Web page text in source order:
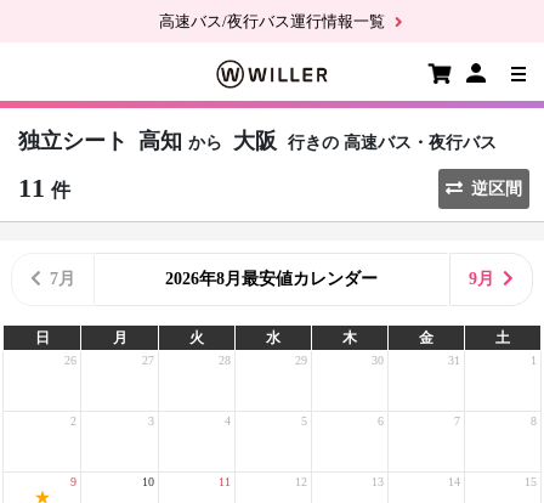
高速バス/夜行バス運行情報一覧
独立シート 高知 から 大阪 行きの 高速バス・夜行バス
11 件 逆区間
7月 2026年8月最安値カレンダー 9月
日 月 火 水 木 金 土
26 27 28 29 30 31 1
2 3 4 5 6 7 8
9 10 11 12 13 14 15